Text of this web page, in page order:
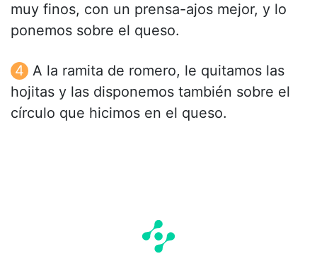
muy finos, con un prensa-ajos mejor, y lo
ponemos sobre el queso.
A la ramita de romero, le quitamos las
hojitas y las disponemos también sobre el
círculo que hicimos en el queso.